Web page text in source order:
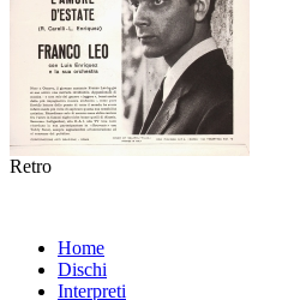
Retro
Home
Dischi
Interpreti